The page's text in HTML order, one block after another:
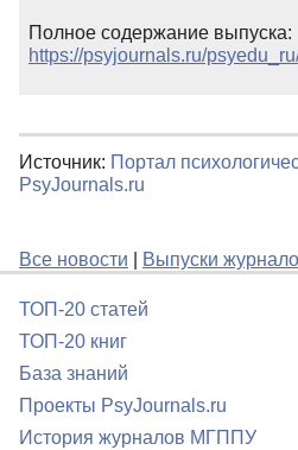
Полное содержание выпуска:
https://psyjournals.ru/
Источник: Портал
PsyJournals.ru
Все новости Выпуски
ТОП-20 статей
ТОП-20 книг
База знаний
Проекты PsyJournals.ru
История журналов МГППУ